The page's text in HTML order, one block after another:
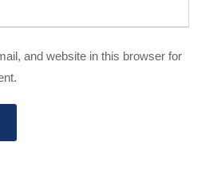
and website in this browser for